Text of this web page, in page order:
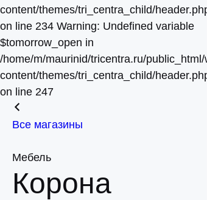
content/themes/tri_centra_child/header.php
on line 234 Warning: Undefined variable
$tomorrow_open in
/home/m/maurinid/tricentra.ru/public_html/
content/themes/tri_centra_child/header.php
on line 247
Все магазины
Мебель
Корона